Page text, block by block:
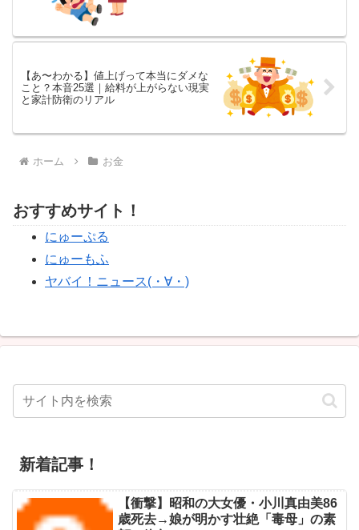
【あ〜わかる】値上げって本当にダメな
こと？本音25選｜給料が上がらない現実
と家計防衛のリアル
ホーム お金
おすすめサイト！
にゅーぷる
にゅーもふ
ヤバイ！ニュース(・∀・)
新着記事！
【衝撃】昭和の大女優・小川真由美86
歳死去→娘が明かす壮絶「毒母」の素